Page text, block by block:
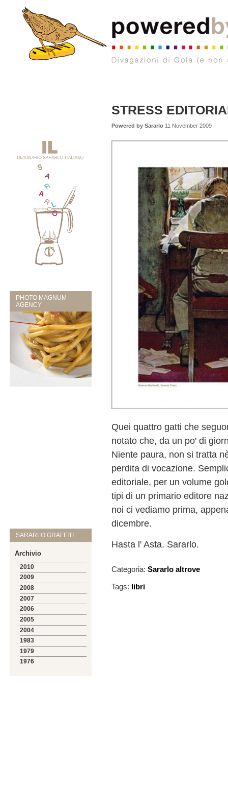
PHOTO MAGNUM
AGENCY
SARARLO GRAFFITI
Archivio
2010
2009
2008
2007
2006
2005
2004
1983
1979
1976
STRESS
Powered by Sararlo 11 November 2009 ·
Quei quattro gatti che
notato che, da un po' di
Niente paura, non si tratta
perdita di vocazione.
editoriale, per un volume
tipi di un primario editore
noi ci vediamo prima,
dicembre.
Hasta l' Asta. Sararlo.
Categoria:Sararlo altrove
Tags: libri